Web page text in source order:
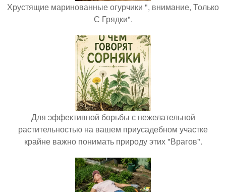
Хрустящие маринованные огурчики ", внимание, Только
С Грядки".
Для эффективной борьбы с нежелательной
растительностью на вашем приусадебном участке
крайне важно понимать природу этих "Врагов".